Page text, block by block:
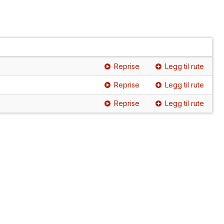
Reprise Legg til rute
Reprise Legg til rute
Reprise Legg til rute